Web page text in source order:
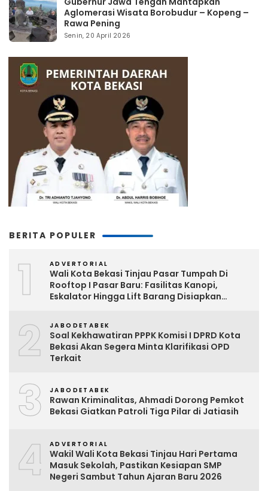
Aglomerasi Wisata Borobudur – Kopeng –
Rawa Pening
Senin, 20 April 2026
BERITA POPULER
1 ADVERTORIAL
Wali Kota Bekasi Tinjau Pasar Tumpah Di
Rooftop I Pasar Baru: Fasilitas Kanopi,
Eskalator Hingga Lift Barang Disiapkan
2 JABODETABEK
Soal Kekhawatiran PPPK Komisi I DPRD Kota
Bekasi Akan Segera Minta Klarifikasi OPD
Terkait
3 JABODETABEK
Rawan Kriminalitas, Ahmadi Dorong Pemkot
Bekasi Giatkan Patroli Tiga Pilar di Jatiasih
4 ADVERTORIAL
Wakil Wali Kota Bekasi Tinjau Hari Pertama
Masuk Sekolah, Pastikan Kesiapan SMP
Negeri Sambut Tahun Ajaran Baru 2026